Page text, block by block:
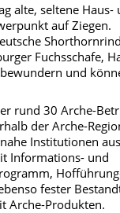
alte, seltene Haus-
auf Ziegen.
Fuchsschafe,
und
rund 30 Arche-
der Arche-
Institutionen
Informations- und
fester
Arche-Produkten.